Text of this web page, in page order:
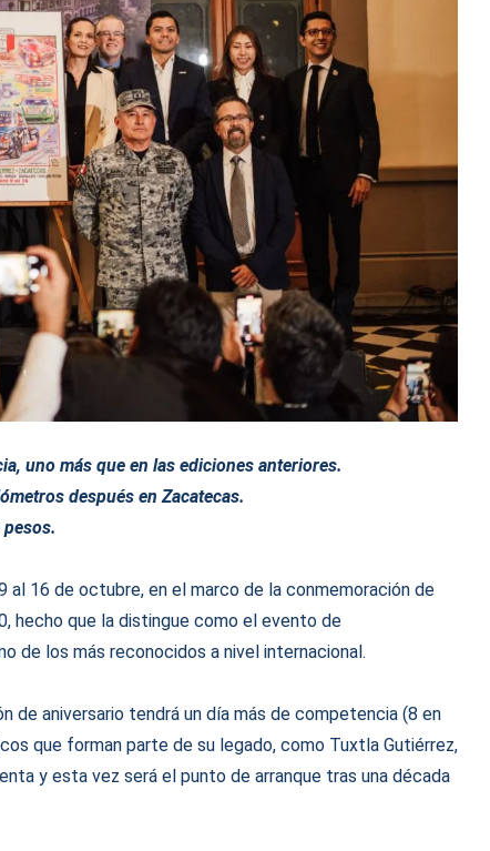
uno más que en las ediciones anteriores.
después en Zacatecas.
al 16 de octubre, en el marco de la conmemoración de
hecho que la distingue como el evento de
de los más reconocidos a nivel internacional.
de aniversario tendrá un día más de competencia (8 en
que forman parte de su legado, como Tuxtla Gutiérrez,
y esta vez será el punto de arranque tras una década